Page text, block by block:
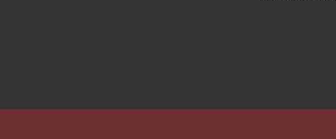
Couverture et